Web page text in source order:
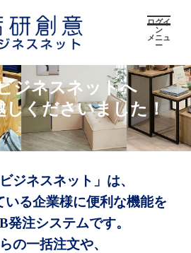
ログイ
ン
メニュ
ー
ジネスネットへ
しくださいました！
ジネスネット」は、
いる企業様に便利な機能を
発注システムです。
の一括注文や、